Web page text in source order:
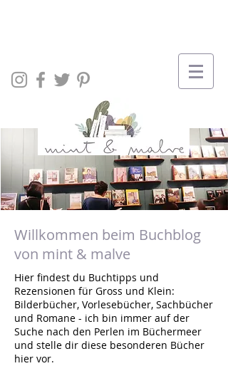
Willkommen beim Buchblog
von mint & malve
Hier findest du Buchtipps und
Rezensionen für Gross und Klein:
Bilderbücher, Vorlesebücher, Sachbücher
und Romane - ich bin immer auf der
Suche nach den Perlen im Büchermeer
und stelle dir diese besonderen Bücher
hier vor.